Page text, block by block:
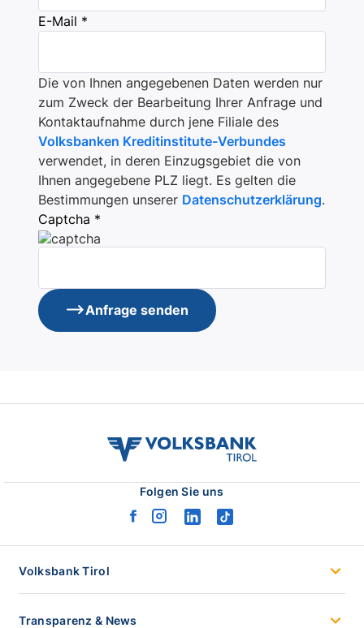
E-Mail *
Die von Ihnen angegebenen Daten werden nur
zum Zweck der Bearbeitung Ihrer Anfrage und
Kontaktaufnahme durch jene Filiale des
Volksbanken Kreditinstitute-Verbundes
verwendet, in deren Einzugsgebiet die von
Ihnen angegebene PLZ liegt. Es gelten die
Bestimmungen unserer Datenschutzerklärung.
Captcha *
Anfrage senden
volksbank
Folgen Sie uns
facebook
instagram
linkedintiktok
Volksbank Tirol
Transparenz & News